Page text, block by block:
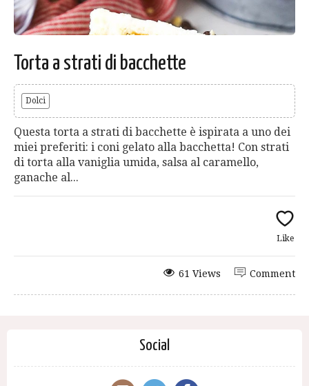
Torta a strati di bacchette
Dolci
Questa torta a strati di bacchette è ispirata a uno dei
miei preferiti: i coni gelato alla bacchetta! Con strati
di torta alla vaniglia umida, salsa al caramello,
ganache al...
Like
Comment
61 Views
Social